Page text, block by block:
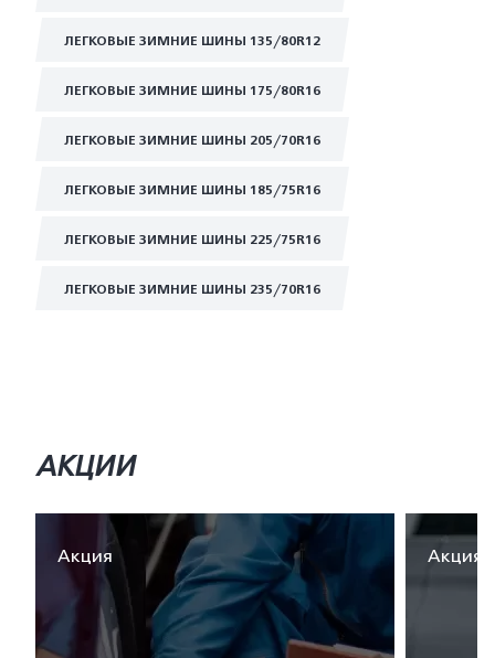
ЛЕГКОВЫЕ ЗИМНИЕ ШИНЫ 135/80R12
ЛЕГКОВЫЕ ЗИМНИЕ ШИНЫ 175/80R16
ЛЕГКОВЫЕ ЗИМНИЕ ШИНЫ 205/70R16
ЛЕГКОВЫЕ ЗИМНИЕ ШИНЫ 185/75R16
ЛЕГКОВЫЕ ЗИМНИЕ ШИНЫ 225/75R16
ЛЕГКОВЫЕ ЗИМНИЕ ШИНЫ 235/70R16
АКЦИИ
Акция Акция